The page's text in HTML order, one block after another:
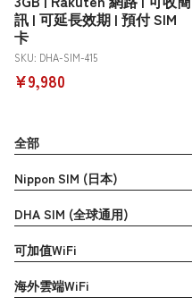
全部
Nippon SIM (日本)
DHA SIM (全球通用)
可加值WiFi
海外雲端WiFi
訊 | 可延長效期 | 預付 SIM
卡
SKU: DHA-SIM-415
¥9,980